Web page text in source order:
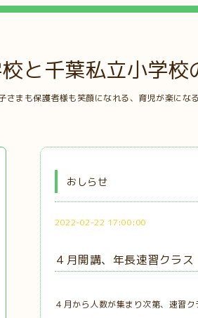
と千葉私立小学
さまも保護者様も笑顔になれる、育児が楽にな
おしらせ
2022-02-22 17:00:00
４月開講、年長速習クラス
４月から人数が集まり次第、速習ク